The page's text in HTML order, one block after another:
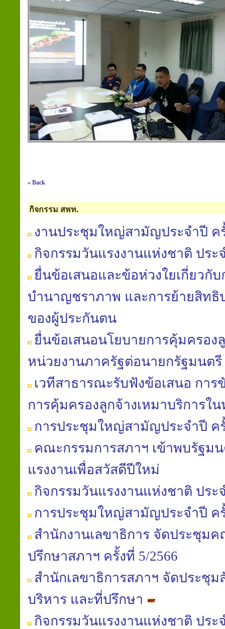
« Back
กิจกรรม สพท.
งานประชุมใหญ่สามัญประจำปี ค
กิจกรรมวันแรงงานแห่งชาติ ประ
ยื่นข้อเสนอและข้อห่วงใยเกี่ยวกั
บำนาญชราภาพ และการย้ายสิท
ของผู้ประกันตน
ยื่นข้อเสนอนโยบายการคุ้มครอง
หน่วยงานภาครัฐต่อนายกรัฐมนตรี
เวทีสาธารณะรับฟังข้อเสนอ การ
การคุ้มครองลูกจ้างเหมาบริการใ
การประชุมใหญ่สามัญประจำปี ค
คณะกรรมการสภาฯ เข้าพบรัฐมน
แรงงานเพื่อสวัสดีปีใหม่
กิจกรรมวันแรงงานแห่งชาติ ประ
การประชุมใหญ่สามัญประจำปี ค
สำนักงานเลขาธิการ จัดประชุม
ปรึกษาสภาฯ ครั้งที่ 5/2566
สำนักเลขาธิการสภาฯ จัดประชุ
บริหาร และที่ปรึกษา
กิจกรรมวันแรงงานแห่งชาติ ประ